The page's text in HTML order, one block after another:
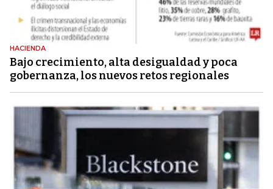
HACIENDA
Bajo crecimiento, alta desigualdad y poca
gobernanza, los nuevos retos regionales